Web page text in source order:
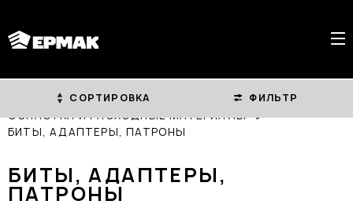
ГЛАВНАЯ
КАТАЛОГ
ОСНАСТКА И РАСХОДНЫЕ МАТЕРИАЛЫ
БИТЫ, АДАПТЕРЫ, ПАТРОНЫ
БИТЫ, АДАПТЕРЫ,
ПАТРОНЫ
СОРТИРОВКА ФИЛЬТР